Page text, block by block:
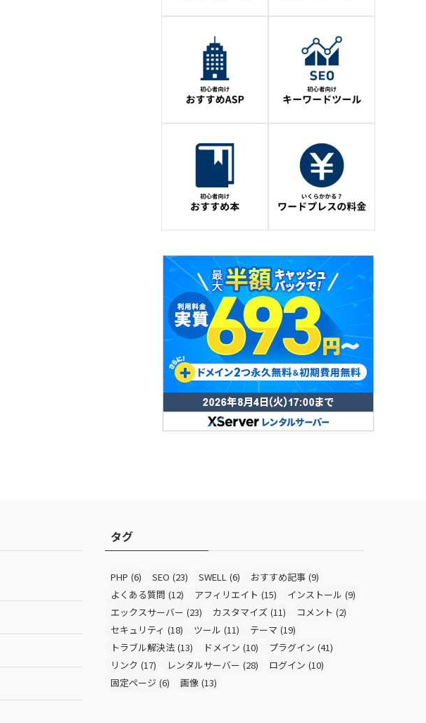
タグ
PHP (6) SEO (23) SWELL (6) おすすめ記事 (9)
よくある質問 (12) アフィリエイト (15) インストール (9)
エックスサーバー (23) カスタマイズ (11) コメント (2)
セキュリティ (18) ツール (11) テーマ (19)
トラブル解決法 (13) ドメイン (10) プラグイン (41)
リンク (17) レンタルサーバー (28) ログイン (10)
固定ページ (6) 画像 (13)